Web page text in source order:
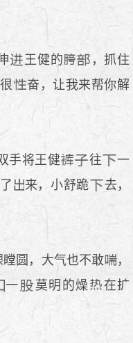
王健的
，抓住
奋，让我来帮你解
手将王健 往
一
来，小舒跪
去，
瞠圆，大气也不敢
，
一 莫明的燥
在扩